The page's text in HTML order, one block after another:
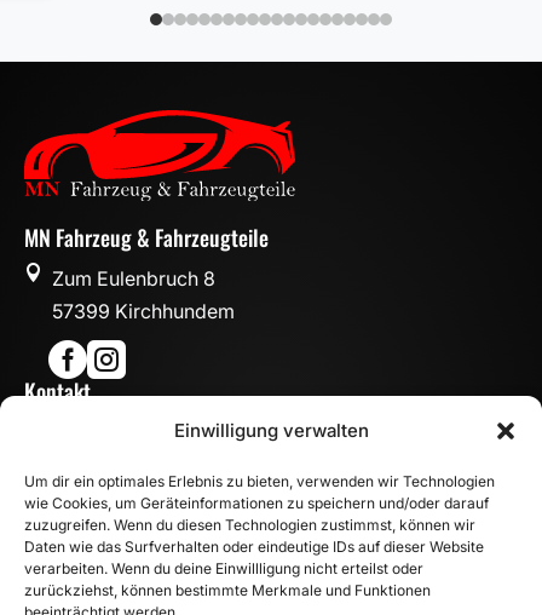
Einwilligung verwalten
Um dir ein optimales Erlebnis zu bieten, verwenden wir Technologien
wie Cookies, um Geräteinformationen zu speichern und/oder darauf
zuzugreifen. Wenn du diesen Technologien zustimmst, können wir
Daten wie das Surfverhalten oder eindeutige IDs auf dieser Website
verarbeiten. Wenn du deine Einwillligung nicht erteilst oder
zurückziehst, können bestimmte Merkmale und Funktionen
MN Fahrzeug & Fahrzeugteile

Zum Eulenbruch 8
57399 Kirchhundem

Kontakt
info@mn-fahrzeugteile.de
 WhatsApp
Öffnungszeiten
 Mo - Fr: 8:00 – 17:00 Uhr
Sa: 10:00 – 14:00 Uhr